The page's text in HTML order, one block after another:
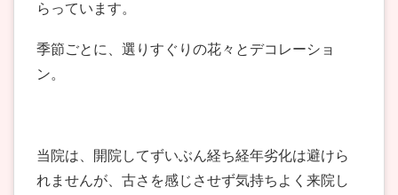
らっています。
季節ごとに、選りすぐりの花々とデコレーショ
ン。
当院は、開院してずいぶん経ち経年劣化は避けら
れませんが、古さを感じさせず気持ちよく来院し